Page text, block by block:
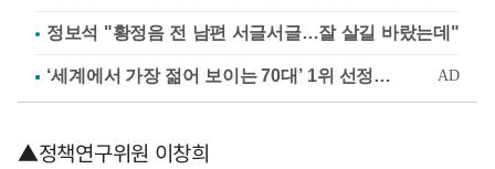
정보석 "황정음 전 남편 서글서글…잘 살길 바랐는데"
▲정책연구위원 이창희